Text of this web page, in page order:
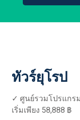
ทัวร์ยุโรป
✓ ศูนย์รวมโปรแกร
เริ่มเพียง 58,888 ฿